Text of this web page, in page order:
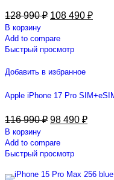
128 990₽ 108 490 ₽
В корзину
Add to compare
Быстрый просмотр
Добавить в избранное
Apple iPhone 17 Pro
116 990₽ 98 490 ₽
В корзину
Add to compare
Быстрый просмотр